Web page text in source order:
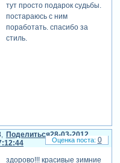
тут просто подарок судьбы.
постараюсь с ним
поработать. спасибо за
стиль.
Поделиться28-03-2012
здорово!!! красивые зимние
0